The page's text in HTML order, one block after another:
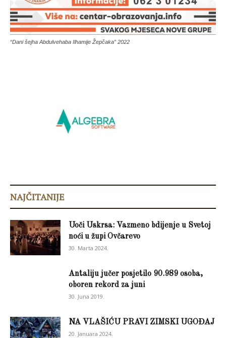
“Dani šejha Abdulvehaba Ilhamije Žepčaka” 2022
NAJČITANIJE
Uoči Uskrsa: Vazmeno bdijenje u Svetoj
noći u župi Ovčarevo
30. Marta 2024.
Antaliju jučer posjetilo 90.989 osoba,
oboren rekord za juni
30. Juna 2019.
NA VLAŠIĆU PRAVI ZIMSKI UGOĐAJ
20. Januara 2024.